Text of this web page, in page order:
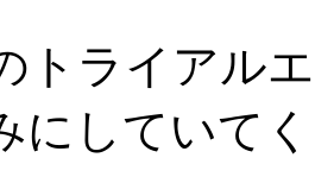
トライアル
にしていて